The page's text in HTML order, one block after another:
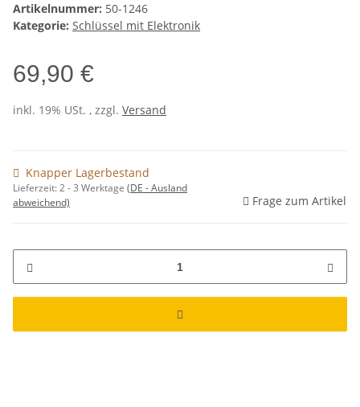
Artikelnummer: 50-1246
Kategorie: Schlüssel mit Elektronik
69,90 €
inkl. 19% USt. , zzgl. Versand
Knapper Lagerbestand
Lieferzeit:2 - 3 Werktage (DE - Ausland
abweichend)
Frage zum Artikel